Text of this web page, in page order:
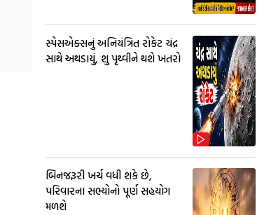
સ્પેસએક્સનું અનિયંત્રિત રોકેટ ચંદ્ર
સાથે અથડાયું, શુ પૃથ્વીને થશે ખતરો
બિનજરૂરી ખર્ચ વધી શકે છે,
પરિવારના સભ્યોનો પૂર્ણ સહયોગ
મળશે